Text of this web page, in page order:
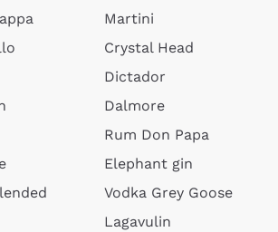
Martini
Crystal Head
Dictador
Dalmore
Rum Don Papa
Elephant gin
Vodka Grey Goose
Lagavulin